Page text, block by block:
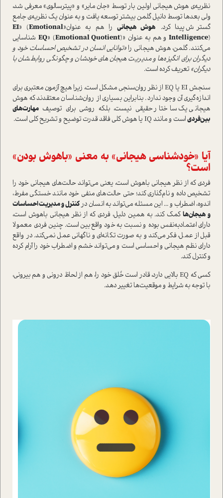
نظریه‌ی هوش هیجانی اولین بار توسط «جان مایر» و «پیترسالوی» معرفی شد،
ولی بعدها توسط دانیل گلمن بیشتر توسعه یافت و به عنوان یک نظریه‌ی جامع
گسترش پیدا کرد. هوش هیجانیرا هم به عنوان« EI» (Emotional
Intelligence) و هم به عنوان « EQ» (Emotional Quotient
) شناسایی
می‌کنند. گلمن، هوش هیجانی را«توانایی انسان در تشخیص احساسات خود و
دیگران برای انگیزه‌ها و مدیریت هیجان‌های خودشان و چگونگی روابطشان با
دیگران» تعریف کرده است.
سنجش EI یا EQ از نظر روان‌سنجی مشکل است، زیرا هیچ آزمون معتبری برای
اندازه‌گیری آن وجود ندارد. بنابراین بسیاری از روان‌شناسان معتقدند که هوش
هیجانی یک ساختار حقیقی نیست، بلکه روشی برای توصیف مهارت‌های
بین‌فردیاست و مانند IQ یا هوش کلی فاقد قدرت توضیح و تشریح کلی است.
آیا «خودشناسی هیجانی» به معنی «باهوش بودن»
است؟
فردی که از نظر هیجانی باهوش است، یعنی می‌تواند حالت‌های هیجانی خود را
تشخیص داده و نام‌گذاری کند؛ حتی حالت‌های منفی خود مانند خستگی مفرط،
اندوه، اضطراب و ... این مسئله می‌تواند به انسان درکنترل و مدیریت احساسات
و هیجان‌هاکمک کند. به همین دلیل، فردی که از نظر هیجانی باهوش است،
دارای اعتماد‌به‌نفس بوده و نسبت به خود واقع‌بین است. چنین فردی معمولا
قبل از عمل، فکر می‌کند و به صورت تکانه‌ای و ناگهانی عمل نمی‌کند. در واقع
دارای نظم هیجانی و احساسی است و می‌تواند خشم و اضطراب خود را آرام کرده
و کنترل کند.
کسی که EQ بالایی دارد، قادر است خُلق خود را، هم از لحاظ درونی و هم بیرونی،
با توجه به شرایط و موقعیت‌ها تغییر دهد.